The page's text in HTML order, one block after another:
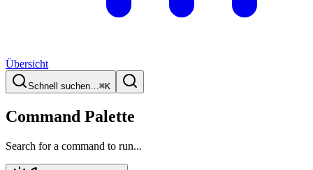
Übersicht
Schnell suchen…⌘K
Command Palette
Search for a command to run...